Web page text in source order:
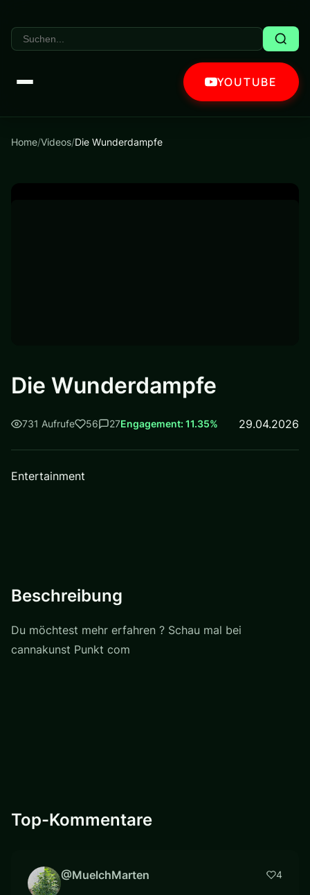
YOUTUBE
Home/Videos/Die Wunderdampfe
Die Wunderdampfe
731 Aufrufe 56 27Engagement: 11.35% 29.04.2026
Entertainment
Beschreibung
Du möchtest mehr erfahren ? Schau mal bei
cannakunst Punkt com
Top-Kommentare
@MuelchMarten 4